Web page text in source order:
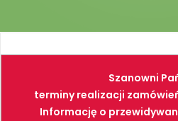
NARZĘDZIA
FARBY
Szanowni
terminy realizacji
Informację o